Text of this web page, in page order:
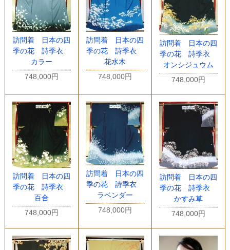
訪問着 日本の四
季の花 詩季衣
カラー
748,000円
訪問着 日本の四
季の花 詩季衣
花水木
748,000円
訪問着 日本の四
季の花 詩季衣
オンシジュウム
748,000円
訪問着 日本の四
季の花 詩季衣
百合
748,000円
訪問着 日本の四
季の花 詩季衣
ラベンダー
748,000円
訪問着 日本の四
季の花 詩季衣
かすみ草
748,000円